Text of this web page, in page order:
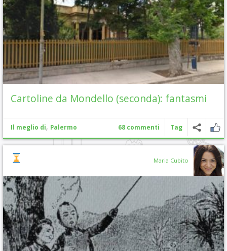
Cartoline da Mondello (seconda): fantasmi
Il meglio di, Palermo 68 commenti Tag
Maria Cubito